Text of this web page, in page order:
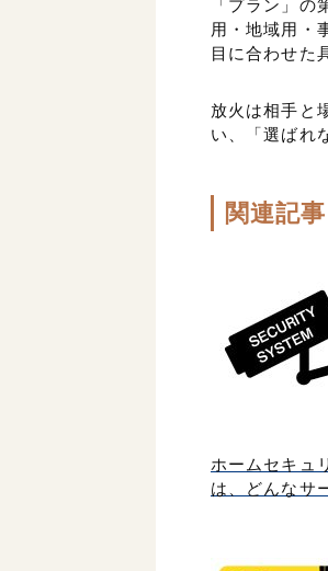
「プラン」
用・地域用・
目に合わせた
放火は相手と
い、「選ばれ
関連記事
ホームセキュ
は、どんなサ